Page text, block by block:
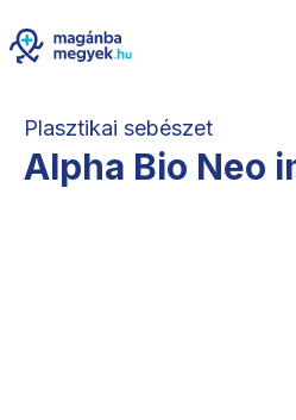
Plasztikai sebészet
Alpha Bio Neo